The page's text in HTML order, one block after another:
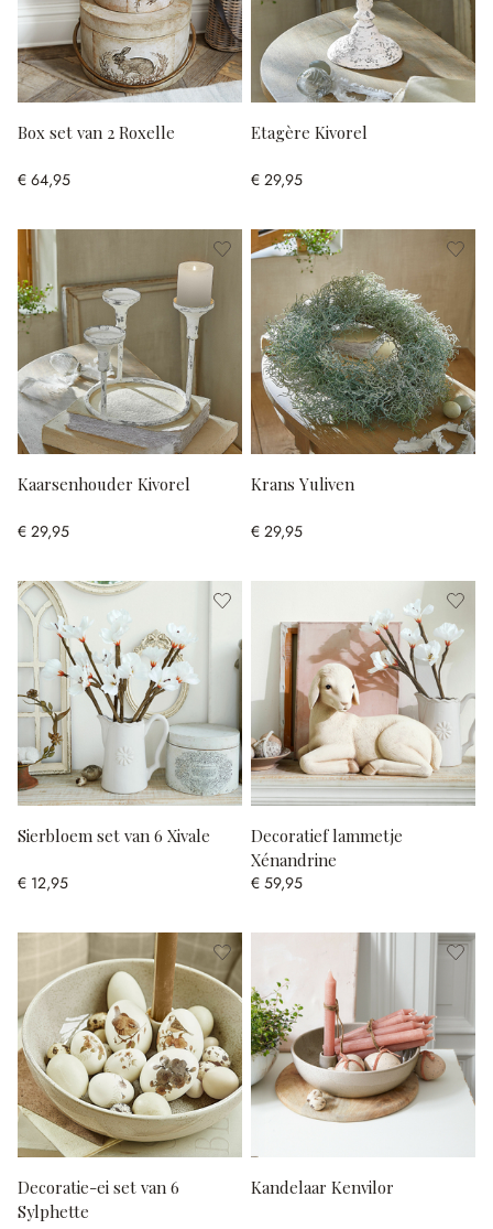
Box set van 2 Roxelle
€ 64,95
Etagère Kivorel
€ 29,95
Kaarsenhouder Kivorel
€ 29,95
Krans Yuliven
€ 29,95
Sierbloem set van 6 Xivale
€ 12,95
Decoratief lammetje
Xénandrine
€ 59,95
Decoratie-ei set van 6
Sylphette
Kandelaar Kenvilor